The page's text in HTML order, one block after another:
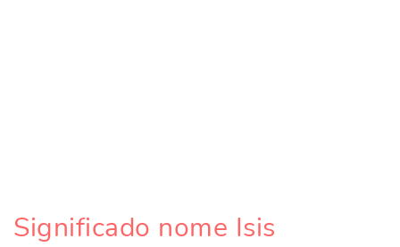
Significado nome Isis